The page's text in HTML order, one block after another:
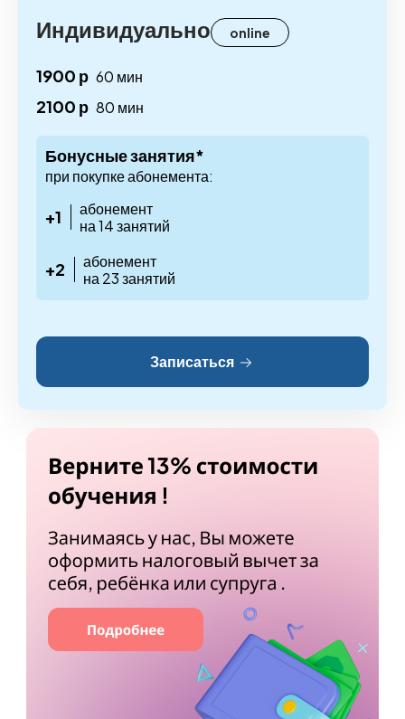
Индивидуально online
1900 р 60 мин
2100 р 80 мин
Бонусные занятия*
при покупке абонемента:
+1
абонемент
на 14 занятий
+2
абонемент
на 23 занятий
Записаться